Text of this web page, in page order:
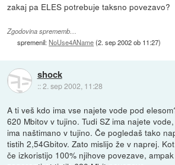
zakaj pa ELES potrebuje taksno povezavo?
Zgodovina sprememb…
spremenil:NoUse4AName(2. sep 2002 ob 11:27)
shock
::2. sep 2002, 11:28
A ti veš kdo ima vse najete vode pod
620 Mbitov v tujino. Tudi SZ ima najete
ima naštimano v tujino. Če pogledaš tako
tistih 2,54Gbitov. Zato mislijo že v naprej.
če izkoristijo 100% njihove povezave,